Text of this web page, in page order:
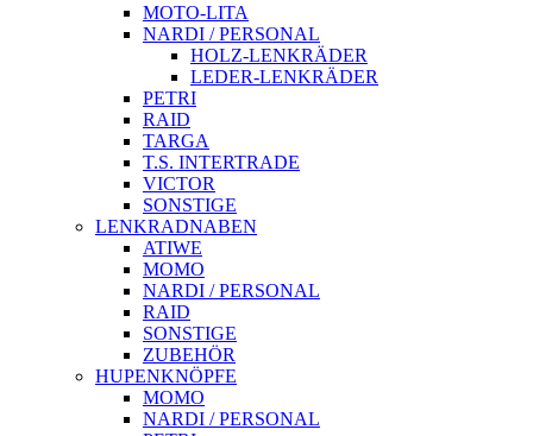
MOTO-LITA
NARDI / PERSONAL
HOLZ-LENKRÄDER
LEDER-LENKRÄDER
PETRI
RAID
TARGA
T.S. INTERTRADE
VICTOR
SONSTIGE
LENKRADNABEN
ATIWE
MOMO
NARDI / PERSONAL
RAID
SONSTIGE
ZUBEHÖR
HUPENKNÖPFE
MOMO
NARDI / PERSONAL